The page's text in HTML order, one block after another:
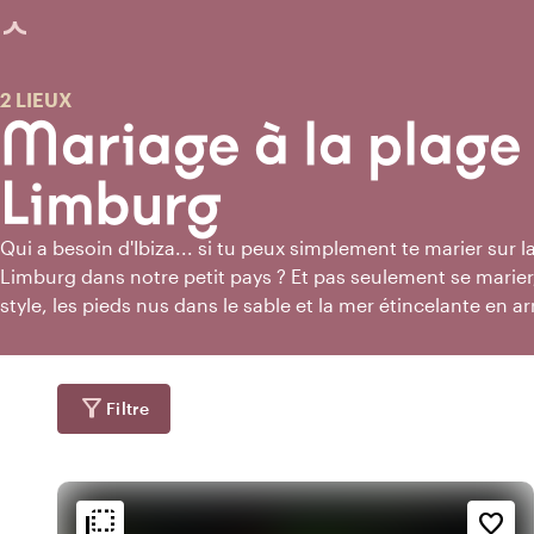
chargée
Mariage à la
Limburg
2 LIEUX
Qui a besoin d'Ibiza... si tu peux simplement te marier sur
Limburg dans notre petit pays ? Et pas seulement se
style, les pieds nus dans le sable et la mer étincelante en
néerlandaise coopère plus souvent que tu ne le penses, le
d'ensoleillement augmente considérablement et fait
pluie comme neige au soleil. Alors dis "Oui !" au mariage
filter_alt Filtre
flip_to_back favorite_border
Ambiance
Accessibilité et emplacement